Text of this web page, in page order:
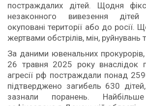
постраждалих дітей. Щодня
незаконного вивезення
окуповані території або до росії.
жертвами обстрілів, мін, руйнувань
За даними ювенальних
26 травня 2025 року внаслідок
агресії рф постраждали понад
підтверджено загибель 630
зазнали поранень.